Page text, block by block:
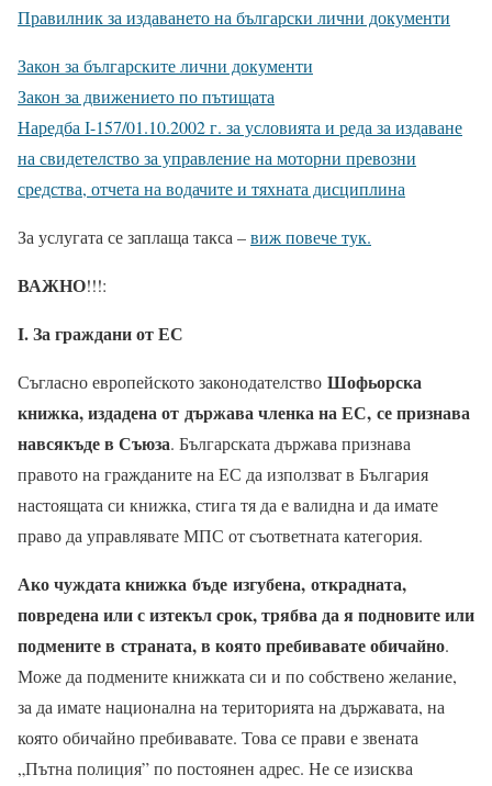
Правилник за издаването на български лични документи
Закон за българските лични документи
Закон за движението по пътищата
Наредба І-157/01.10.2002 г. за условията и реда за издаване
на свидетелство за управление на моторни превозни
средства, отчета на водачите и тяхната дисциплина
За услугата се заплаща такса –виж повече тук.
ВАЖНО!!!:
I. За граждани от ЕС
Съгласно европейското законодателство Шофьорска
книжка, издадена от държава членка на ЕС, се признава
навсякъде в Съюза. Българската държава признава
правото на гражданите на ЕС да използват в България
настоящата си книжка, стига тя да е валидна и да имате
право да управлявате МПС от съответната категория.
Ако чуждата книжка бъде изгубена, открадната,
повредена или с изтекъл срок, трябва да я подновите или
подмените в страната, в която пребивавате обичайно.
Може да подмените книжката си и по собствено желание,
за да имате национална на територията на държавата, на
която обичайно пребивавате. Това се прави е звената
„Пътна полиция” по постоянен адрес. Не се изисква